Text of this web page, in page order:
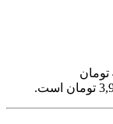
قیمت اصلی 4,300,000 تومان